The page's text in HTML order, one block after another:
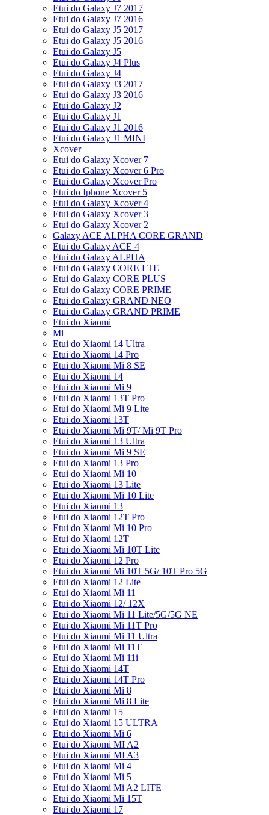
Etui do Galaxy J7 2017
Etui do Galaxy J7 2016
Etui do Galaxy J5 2017
Etui do Galaxy J5 2016
Etui do Galaxy J5
Etui do Galaxy J4 Plus
Etui do Galaxy J4
Etui do Galaxy J3 2017
Etui do Galaxy J3 2016
Etui do Galaxy J2
Etui do Galaxy J1
Etui do Galaxy J1 2016
Etui do Galaxy J1 MINI
Xcover
Etui do Galaxy Xcover 7
Etui do Galaxy Xcover 6 Pro
Etui do Galaxy Xcover Pro
Etui do Iphone Xcover 5
Etui do Galaxy Xcover 4
Etui do Galaxy Xcover 3
Etui do Galaxy Xcover 2
Galaxy ACE ALPHA CORE GRAND
Etui do Galaxy ACE 4
Etui do Galaxy ALPHA
Etui do Galaxy CORE LTE
Etui do Galaxy CORE PLUS
Etui do Galaxy CORE PRIME
Etui do Galaxy GRAND NEO
Etui do Galaxy GRAND PRIME
Etui do Xiaomi
Mi
Etui do Xiaomi 14 Ultra
Etui do Xiaomi 14 Pro
Etui do Xiaomi Mi 8 SE
Etui do Xiaomi 14
Etui do Xiaomi Mi 9
Etui do Xiaomi 13T Pro
Etui do Xiaomi Mi 9 Lite
Etui do Xiaomi 13T
Etui do Xiaomi Mi 9T/ Mi 9T Pro
Etui do Xiaomi 13 Ultra
Etui do Xiaomi Mi 9 SE
Etui do Xiaomi 13 Pro
Etui do Xiaomi Mi 10
Etui do Xiaomi 13 Lite
Etui do Xiaomi Mi 10 Lite
Etui do Xiaomi 13
Etui do Xiaomi 12T Pro
Etui do Xiaomi Mi 10 Pro
Etui do Xiaomi 12T
Etui do Xiaomi Mi 10T Lite
Etui do Xiaomi 12 Pro
Etui do Xiaomi Mi 10T 5G/ 10T Pro 5G
Etui do Xiaomi 12 Lite
Etui do Xiaomi Mi 11
Etui do Xiaomi 12/ 12X
Etui do Xiaomi Mi 11 Lite/5G/5G NE
Etui do Xiaomi Mi 11T Pro
Etui do Xiaomi Mi 11 Ultra
Etui do Xiaomi Mi 11T
Etui do Xiaomi Mi 11i
Etui do Xiaomi 14T
Etui do Xiaomi 14T Pro
Etui do Xiaomi Mi 8
Etui do Xiaomi Mi 8 Lite
Etui do Xiaomi 15
Etui do Xiaomi 15 ULTRA
Etui do Xiaomi Mi 6
Etui do Xiaomi MI A2
Etui do Xiaomi MI A3
Etui do Xiaomi Mi 4
Etui do Xiaomi Mi 5
Etui do Xiaomi Mi A2 LITE
Etui do Xiaomi Mi 15T
Etui do Xiaomi 17